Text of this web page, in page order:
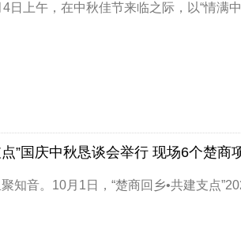
日上午，在中秋佳节来临之际，以“情满
”国庆中秋恳谈会举行 现场6个楚商
知音。10月1日，“楚商回乡•共建支点